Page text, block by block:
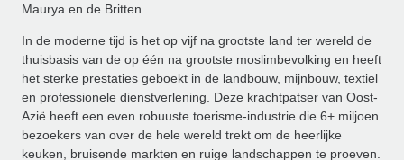
Maurya en de Britten.
In de moderne tijd is het op vijf na grootste land ter wereld de
thuisbasis van de op één na grootste moslimbevolking en heeft
het sterke prestaties geboekt in de landbouw, mijnbouw, textiel
en professionele dienstverlening. Deze krachtpatser van Oost-
Azië heeft een even robuuste toerisme-industrie die 6+ miljoen
bezoekers van over de hele wereld trekt om de heerlijke
keuken, bruisende markten en ruige landschappen te proeven.